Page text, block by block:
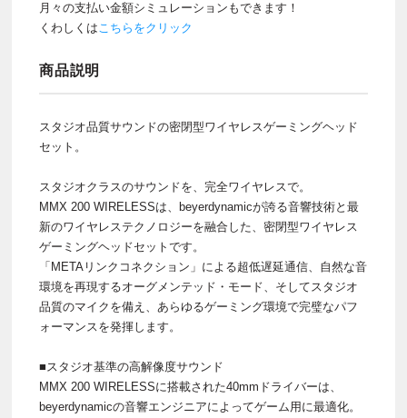
月々の支払い金額シミュレーションもできます！
くわしくはこちらをクリック
商品説明
スタジオ品質サウンドの密閉型ワイヤレスゲーミングヘッド
セット。
スタジオクラスのサウンドを、完全ワイヤレスで。
MMX 200 WIRELESSは、beyerdynamicが誇る音響技術と最
新のワイヤレステクノロジーを融合した、密閉型ワイヤレス
ゲーミングヘッドセットです。
「METAリンクコネクション」による超低遅延通信、自然な音
環境を再現するオーグメンテッド・モード、そしてスタジオ
品質のマイクを備え、あらゆるゲーミング環境で完璧なパフ
ォーマンスを発揮します。
■スタジオ基準の高解像度サウンド
MMX 200 WIRELESSに搭載された40mmドライバーは、
beyerdynamicの音響エンジニアによってゲーム用に最適化。